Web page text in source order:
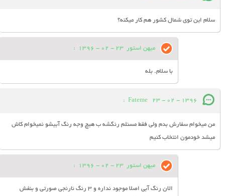
سلام این توی شمال کشور هم کار میکنه؟
میهن استور 23 - 02 - 1396
:
با سلام. بله
Fateme 23 - 02 - 1396
:
من میخوام سفارش بدم ولی فقط مسئلم رنگشه ب هیچ وجه رنگ آبیشو نمیخوام کاش
میشد خودمون انتخاب کنیم
میهن استور 23 - 02 - 1396
:
الان رنگ آبی اصلا موجود نداره و 3 رنگ نارنجی صورتی و بنفش